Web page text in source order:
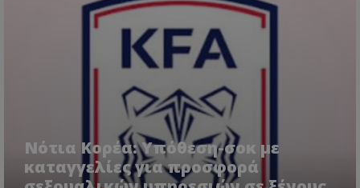
Νότια Κορέα: Υπόθεση-σοκ με
καταγγελίες για προσφορά